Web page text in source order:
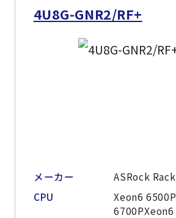
4U8G-GNR2/RF+
メーカー
ASRock Rack
CPU
Xeon6